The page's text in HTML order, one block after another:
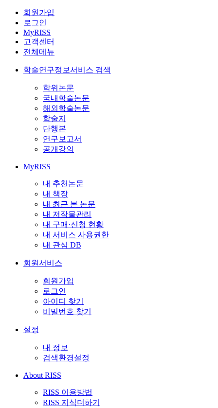
회원가입
로그인
MyRISS
고객센터
전체메뉴
학술연구정보서비스 검색
학위논문
국내학술논문
해외학술논문
학술지
단행본
연구보고서
공개강의
MyRISS
내 추천논문
내 책장
내 최근 본 논문
내 저작물관리
내 구매·신청 현황
내 서비스 사용권한
내 관심 DB
회원서비스
회원가입
로그인
아이디 찾기
비밀번호 찾기
설정
내 정보
검색환경설정
About RISS
RISS 이용방법
RISS 지식더하기